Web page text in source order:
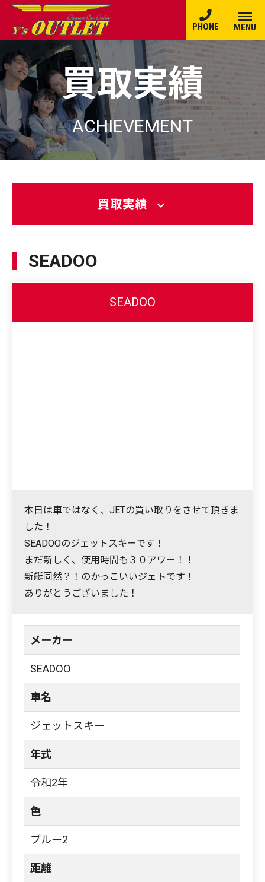
PHONE MENU
買取実績
ACHIEVEMENT
SEADOO
SEADOO
本日は車ではなく、JETの買い取りをさせて頂きま
した！
SEADOOのジェットスキーです！
まだ新しく、使用時間も３０アワー！！
新艇同然？！のかっこいいジェトです！
ありがとうございました！
メーカー
SEADOO
車名
ジェットスキー
年式
令和2年
色
ブルー2
距離
買取実績 expand_more